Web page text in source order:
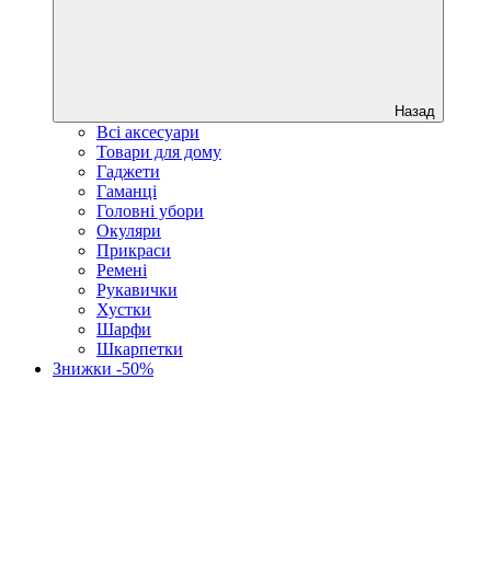
Назад
Всі аксесуари
Товари для дому
Гаджети
Гаманці
Головні убори
Окуляри
Прикраси
Ремені
Рукавички
Хустки
Шарфи
Шкарпетки
Знижки -50%